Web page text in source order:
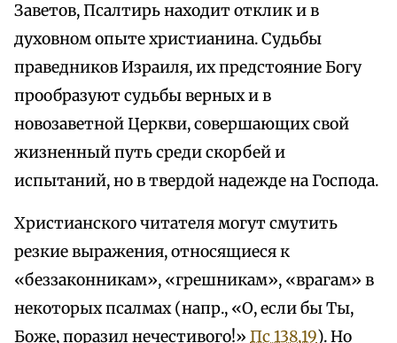
Заветов, Псалтирь находит отклик и в
духовном опыте христианина. Судьбы
праведников Израиля, их предстояние Богу
прообразуют судьбы верных и в
новозаветной Церкви, совершающих свой
жизненный путь среди скорбей и
испытаний, но в твердой надежде на Господа.
Христианского читателя могут смутить
резкие выражения, относящиеся к
«беззаконникам», «грешникам», «врагам» в
некоторых псалмах (напр., «О, если бы Ты,
Боже, поразил нечестивого!» Пс 138,19). Но